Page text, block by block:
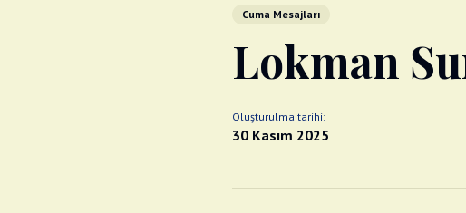
Cuma Mesajları
Lokman
Oluşturulma tarihi:
30 Kasım 2025